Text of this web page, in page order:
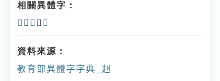
相關異體字：
𧺇 、 𧺈 、 𠡟
資料來源：
教育部異體字字典_赳